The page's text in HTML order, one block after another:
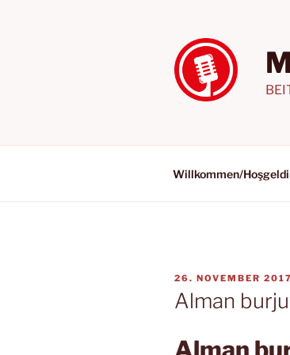
Willkommen/
VERÖFFENTLICHT
AM
26. NOVEMBER 2017
Alman